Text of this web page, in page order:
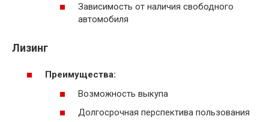
Зависимость от наличия свободного
автомобиля
Лизинг
Преимущества:
Возможность выкупа
Долгосрочная перспектива пользования